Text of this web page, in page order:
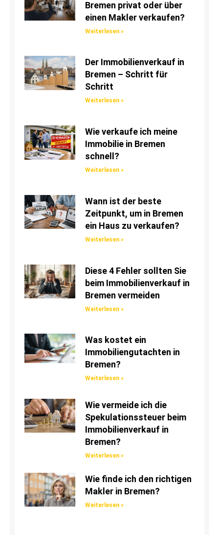
Bremen privat oder über
einen Makler verkaufen?
Weiterlesen »
Der Immobilienverkauf in
Bremen – Schritt für
Schritt
Weiterlesen »
Wie verkaufe ich meine
Immobilie in Bremen
schnell?
Weiterlesen »
Wann ist der beste
Zeitpunkt, um in Bremen
ein Haus zu verkaufen?
Weiterlesen »
Diese 4 Fehler sollten Sie
beim Immobilienverkauf in
Bremen vermeiden
Weiterlesen »
Was kostet ein
Immobiliengutachten in
Bremen?
Weiterlesen »
Wie vermeide ich die
Spekulationssteuer beim
Immobilienverkauf in
Bremen?
Weiterlesen »
Wie finde ich den richtigen
Makler in Bremen?
Weiterlesen »